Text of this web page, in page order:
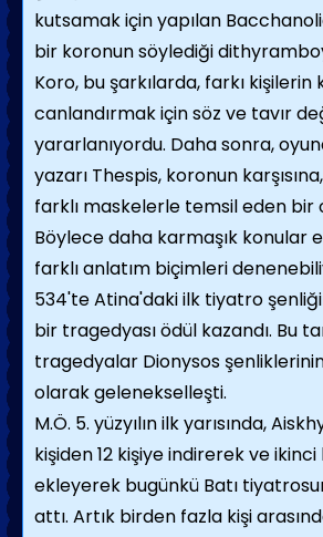
kutsamak için yapılan
bir koronun söylediği dithyramboy
Koro, bu şarkılarda, farkı kişilerin
canlandırmak için söz ve tavır
yararlanıyordu. Daha sonra,
yazarı Thespis, koronun
farklı maskelerle temsil eden bir
Böylece daha karmaşık konular
farklı anlatım biçimleri
534'te Atina'daki ilk tiyatro
bir tragedyası ödül kazandı. Bu
tragedyalar Dionysos
olarak gelenekselleşti.
M.Ö. 5. yüzyılın ilk yarısında,
kişiden 12 kişiye indirerek ve
ekleyerek bugünkü Batı
attı. Artık birden fazla kişi